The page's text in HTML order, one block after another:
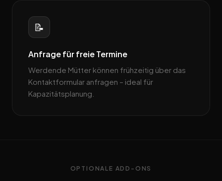
📝
Anfrage für freie Termine
Werdende Mütter können frühzeitig über das
Kontaktformular anfragen – ideal für
Kapazitätsplanung.
OPTIONALE ADD-ONS